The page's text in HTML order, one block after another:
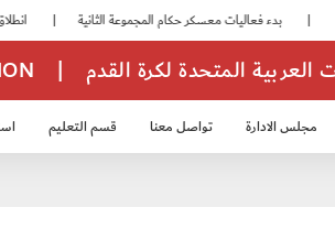
انطلاق منافسات بطولة النخبة لحرس الرئاسة | بدء فعاليات معسكر حكام المجموعة الثانية
| العربية المتحدة لكرة القدم
مجلس الادارة تواصل معنا قسم التعليم